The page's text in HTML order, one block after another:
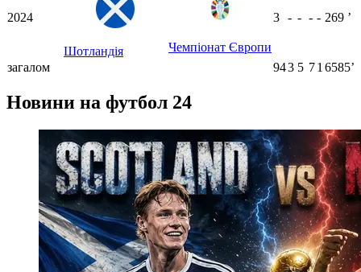
2024
Шотландія Чемпіонат Європи
3 - - - - 269 ʼ
загалом 943 5 71 6585ʼ
Новини на футбол 24